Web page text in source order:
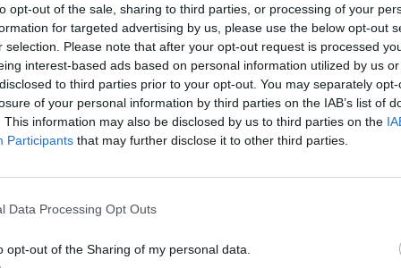
opt-out of the sale, sharing to third parties, or processing of your
for targeted advertising by us, please use the below opt-out
selection. Please note that after your opt-out request is processed
interest-based ads based on personal information utilized by us
to third parties prior to your opt-out. You may separately
of your personal information by third parties on the IAB’s list of
This information may also be disclosed by us to third parties on the
Participants that may further disclose it to other third parties.
Data Processing Opt Outs
opt-out of the Sharing of my personal data.
Isabel Díaz Ayuso, a la que hay que
que esos mismos derechos operan
y no nacido.
desde el primer minuto, y por
que así lo reconoce en sus
y